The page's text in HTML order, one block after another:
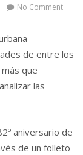
No Comment
de entre los
que
las
aniversario de
de un folleto